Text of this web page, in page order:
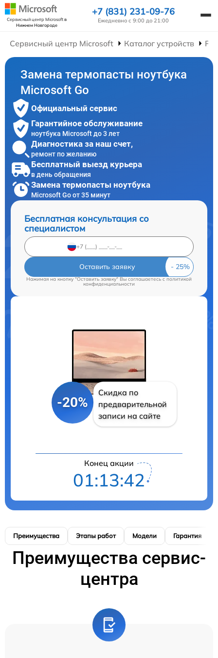
Сервисный центр Microsoftв
Нижнем Новгороде
+7 (831) 231-09-76
Ежедневно с 9:00 до 21:00
Сервисный центр Microsoft Каталог устройств
Замена термопасты ноутбука
Microsoft Go
Официальный сервис
Гарантийное обслуживание
ноутбука Microsoft до 3 лет
Диагностика за наш счет,
ремонт по желанию
Бесплатный выезд курьера
в день обращения
Замена термопасты ноутбука
Microsoft Go от 35 минут
Бесплатная консультация со
специалистом
Оставить заявку
Нажимая на кнопку "Оставить заявку" Вы соглашаетесь cполитикой
конфиденциальности
-20%
Скидка по
предварительной
записи на сайте
Конец акции
01:13:41
Преимущества Этапы работ Модели Гарантия
Преимущества сервис-
центра